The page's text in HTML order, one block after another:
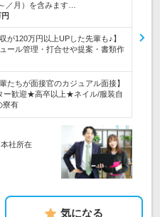
／月）を含みます…
が120万円以上UPした先輩も♪】
ール管理・打合せや提案・書類作
たちが面接官のカジュアル面接】
ー歓迎★高卒以上★ネイル/服装自
寮有
社所在
気になる